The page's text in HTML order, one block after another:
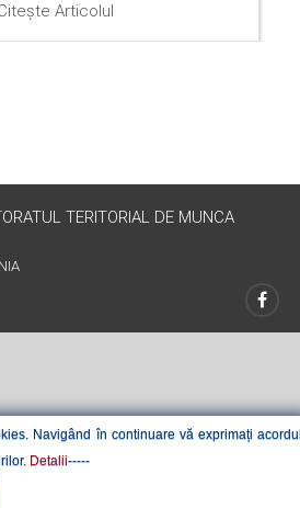
Articolul
TERITORIAL DE MUNCA
Navigând în continuare vă exprimați
Detalii-----